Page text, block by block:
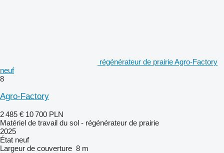
régénérateur de prairie Agro-Factory
neuf
8
Agro-Factory
2 485 € 10 700 PLN
Matériel de travail du sol - régénérateur de prairie
2025
État neuf
Largeur de couverture 8 m